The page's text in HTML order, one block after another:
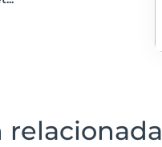
relacionada